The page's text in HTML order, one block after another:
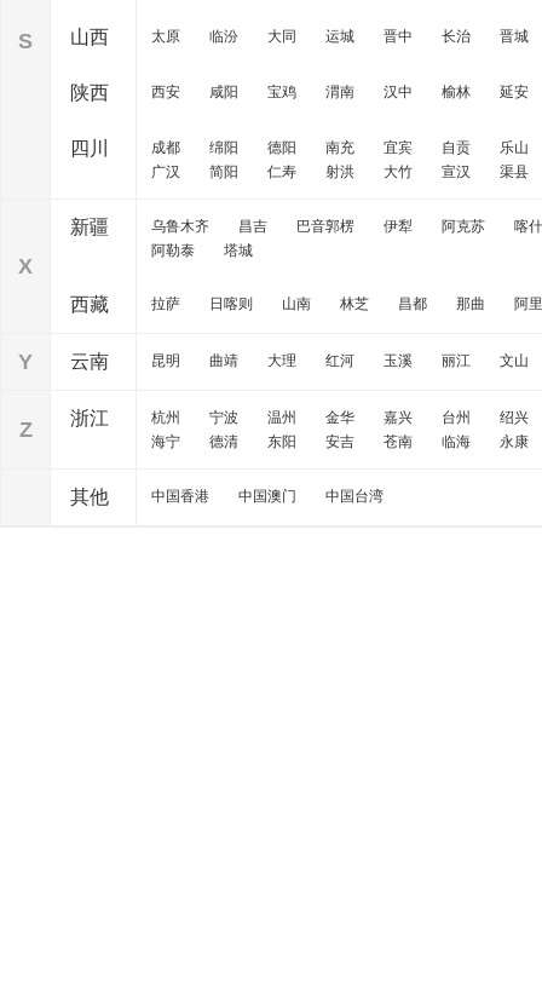
S 山西 太原 临汾 大同 运城 晋中 长治 晋城
陕西 西安 咸阳 宝鸡 渭南 汉中 榆林 延安
四川 成都 绵阳 德阳 南充 宜宾 自贡
乐山
广汉
简阳 仁寿 射洪 大竹 宣汉 渠县
X
新疆 乌鲁木齐 昌吉 巴音郭楞 伊犁 阿克苏
喀什
阿勒泰
塔城
西藏 拉萨 日喀则 山南 林芝 昌都 那曲 阿里
Y 云南 昆明 曲靖 大理 红河 玉溪 丽江 文山
Z 浙江 杭州 宁波 温州 金华 嘉兴 台州
绍兴
海宁
德清 东阳 安吉 苍南 临海 永康
其他 中国香港 中国澳门 中国台湾